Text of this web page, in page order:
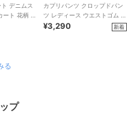
デニムス
ート 花柄 刺
きいサイズ
カプリパンツ クロップドパン
ツ レディース ウエストゴム タ
ック入り 7分丈 韓国ファッシ
¥3,290 新着
る
プ